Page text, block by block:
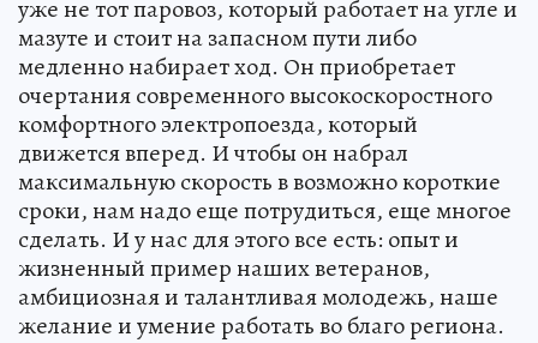
уже не тот паровоз, который работает на угле и
мазуте и стоит на запасном пути либо
медленно набирает ход. Он приобретает
очертания современного высокоскоростного
комфортного электропоезда, который
движется вперед. И чтобы он набрал
максимальную скорость в возможно короткие
сроки, нам надо еще потрудиться, еще многое
сделать. И у нас для этого все есть: опыт и
жизненный пример наших ветеранов,
амбициозная и талантливая молодежь, наше
желание и умение работать во благо региона.